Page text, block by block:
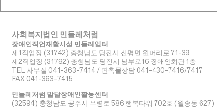
사회복지법인 민들레처럼
장애인직업재활시설 민들레일터
제1작업장 (31742) 충청남도 당진시 신평면 원머리로 71-39
​제2작업장 (31782) 충청남도 당진시 남부로16 장애인회관 1층
TEL 사무실 041-363-7414 / 판촉물상담 041-430-7416/7417
FAX 041-363-7415
민들레처럼 발달장애인활동센터
(32594) 충청남도 공주시 무령로 586 행복타워 702호 (월송동 627)